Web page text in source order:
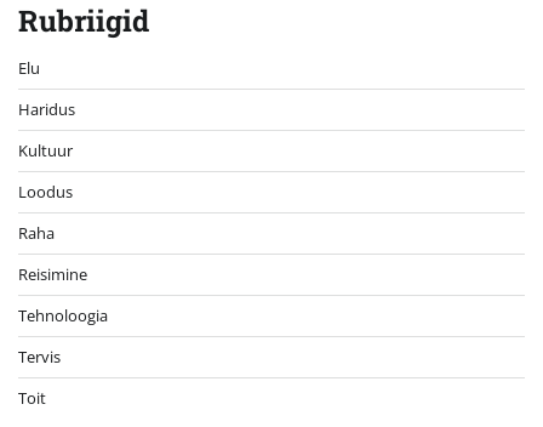
Rubriigid
Elu
Haridus
Kultuur
Loodus
Raha
Reisimine
Tehnoloogia
Tervis
Toit